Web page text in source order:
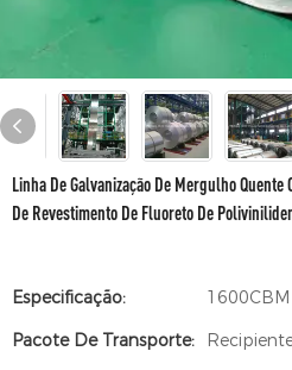
Linha De Galvanização De Mergulho
De Revestimento De Fluoreto De
Especificação:
1600CBM
Pacote De Transporte: